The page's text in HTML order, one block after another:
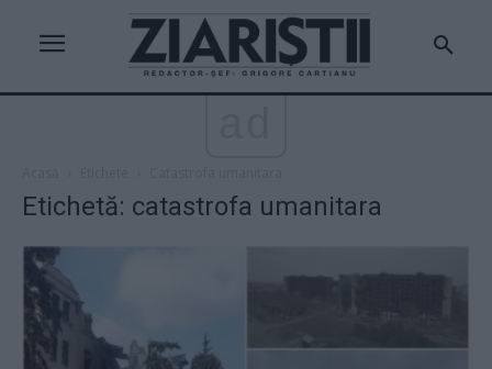
Etichetă: catastrofa umanitara